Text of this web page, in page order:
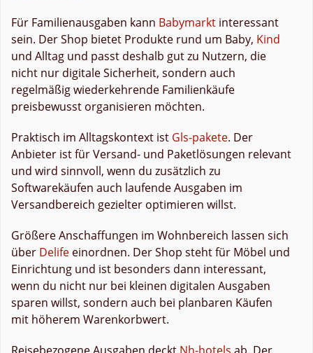
Für Familienausgaben kann Babymarkt interessant
sein. Der Shop bietet Produkte rund um Baby, Kind
und Alltag und passt deshalb gut zu Nutzern, die
nicht nur digitale Sicherheit, sondern auch
regelmäßig wiederkehrende Familienkäufe
preisbewusst organisieren möchten.
Praktisch im Alltagskontext ist Gls-pakete. Der
Anbieter ist für Versand- und Paketlösungen relevant
und wird sinnvoll, wenn du zusätzlich zu
Softwarekäufen auch laufende Ausgaben im
Versandbereich gezielter optimieren willst.
Größere Anschaffungen im Wohnbereich lassen sich
über Delife einordnen. Der Shop steht für Möbel und
Einrichtung und ist besonders dann interessant,
wenn du nicht nur bei kleinen digitalen Ausgaben
sparen willst, sondern auch bei planbaren Käufen
mit höherem Warenkorbwert.